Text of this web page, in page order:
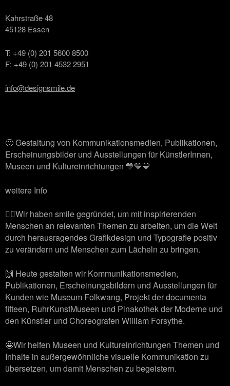
Kahrstraße 48
45128 Essen
T: +49 (0) 201 5600 8500
F: +49 (0) 201 4532 2951
info@designsmile.de
🙂 Gestaltung von Kommunikationsmedien, Publikationen,
Erscheinungsbilder und Ausstellungen für KünstlerInnen,
Museen und Kultureinrichtungen 💛💛💛
weitere Info
🙋‍♂️Wir haben smile gegründet, um mit inspirierenden
Menschen an relevanten Themen zu arbeiten, um die Welt
durch herausragendes Grafikdesign und Typografie positiv
zu verändern und Menschen zum Lächeln zu bringen.
🙌 Heute gestalten wir Kommunikationsmedien,
Publikationen, Erscheinungsbildern und Ausstellungen für
Kunden wie Museum Folkwang, Projekt der documenta
fifteen, RuhrKunstMuseen und Pinakothek der Moderne und
den Künstler und Choreografen William Forsythe.
🤩Wir helfen Museen und Kultureinrichtungen Themen und
Inhalte in außergewöhnliche visuelle Kommunikation zu
übersetzen, um damit Menschen zu begeistern.